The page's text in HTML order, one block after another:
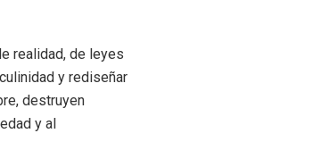
realidad, de leyes
y rediseñar
destruyen
y al